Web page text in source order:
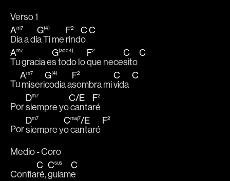
Verso 1
Am7
Dia a dí
G(4)
a Ti me
F2
rind
C
o
C
Am7
Tu gracia e
G(add4)
s todo lo
F2
que nece
C
sito
C
Tu
Am7
miseri
G(4)
codia a
F2
sombra mi
C
vida
C
Por
Dm7
siempre yo
C/E
canta
F2
ré
Por
Dm7
siempre y
Cmaj7/E
o cantaré
F2
Medio - Coro
Confia
C
ré,
Csus
guíam
C
e